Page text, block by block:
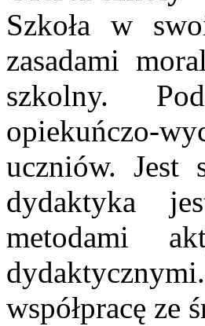
Szkoła w
zasadami
szkolny.
opiekuńczo-
uczniów. Jest
dydaktyka
metodami
współpracę